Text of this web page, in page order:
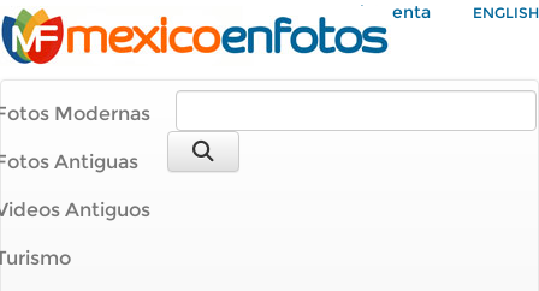
Mi Cuenta ENGLISH
Modernas
Antiguas
Antiguos